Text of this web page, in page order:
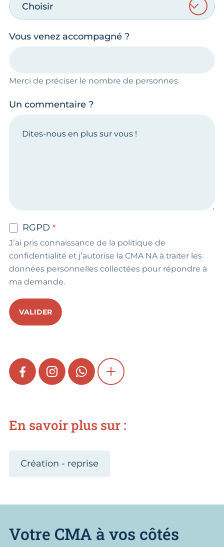
Choisir
Vous venez accompagné ?
Merci de préciser le nombre de personnes
Un commentaire ?
RGPD
J’ai pris connaissance de la politique de
confidentialité et j’autorise la CMA NA à traiter les
données personnelles collectées pour répondre à
ma demande.
VALIDER
FACEBOOKINSTAGRAMWHATSAPPSHOW MORE
En savoir plus sur :
Création - reprise
Votre CMA à vos côtés